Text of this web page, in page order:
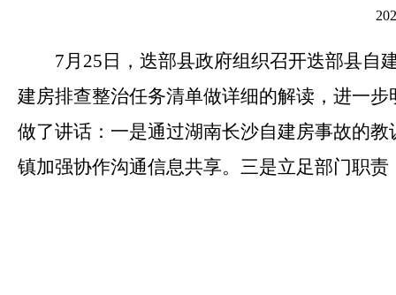
7月25日，迭部县政府组织召开迭部县自
建房排查整治任务清单做详细的解读，进一
做了讲话： 一是通过湖南长沙自建房事故的
镇加强协作沟通信息共享。 三是立足部门职责